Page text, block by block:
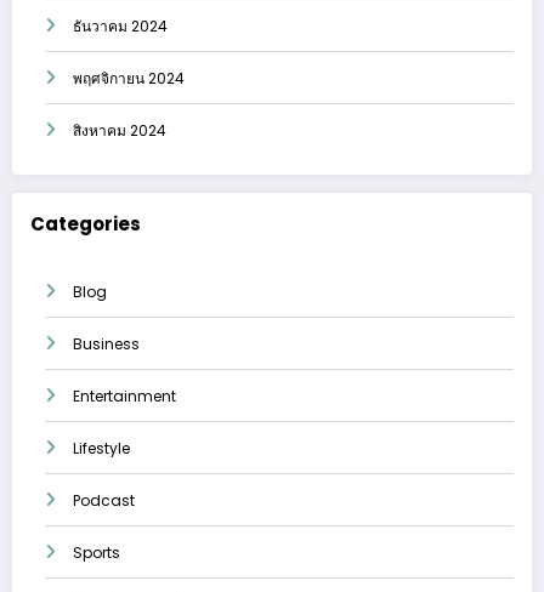
ธันวาคม 2024
พฤศจิกายน 2024
สิงหาคม 2024
Categories
Blog
Business
Entertainment
Lifestyle
Podcast
Sports